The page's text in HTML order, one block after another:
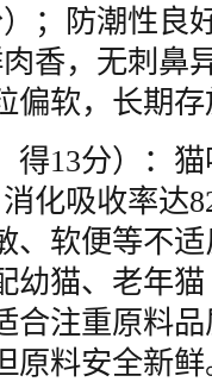
；防潮性良
香，无刺鼻
偏软，长期
得13分）：
化吸收率达
、软便等不
幼猫、老年
合注重原料
原料安全新鲜